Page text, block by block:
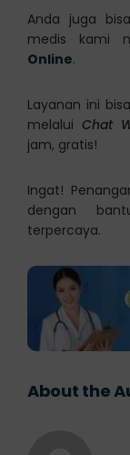
Anda juga
medis kami
Online.
Layanan ini
melalui Chat
jam, gratis!
Ingat!
dengan
terpercaya.
About the